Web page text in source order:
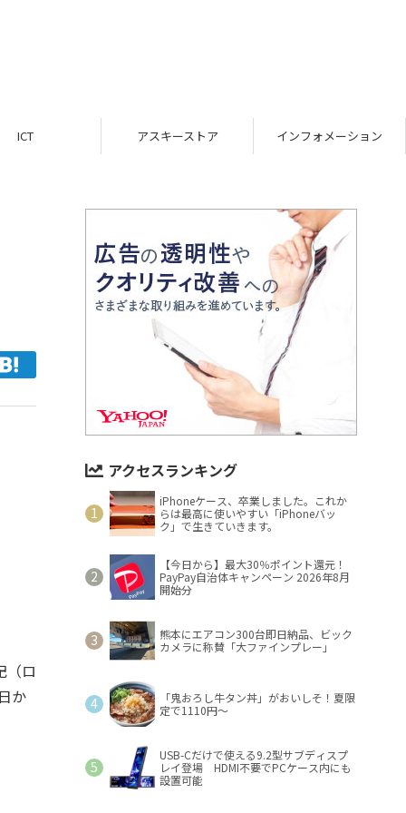
ICT アスキーストア インフォメーション
（ロ
か
アクセスランキング
iPhoneケース、卒業しました。これか
らは最高に使いやすい「iPhoneバッ
ク」で生きていきます。
【今日から】最大30％ポイント還元！
PayPay自治体キャンペーン 2026年8月
開始分
熊本にエアコン300台即日納品、ビック
カメラに称賛「大ファインプレー」
「鬼おろし牛タン丼」がおいしそ！夏限
定で1110円～
USB-Cだけで使える9.2型サブディスプ
レイ登場 HDMI不要でPCケース内にも
設置可能